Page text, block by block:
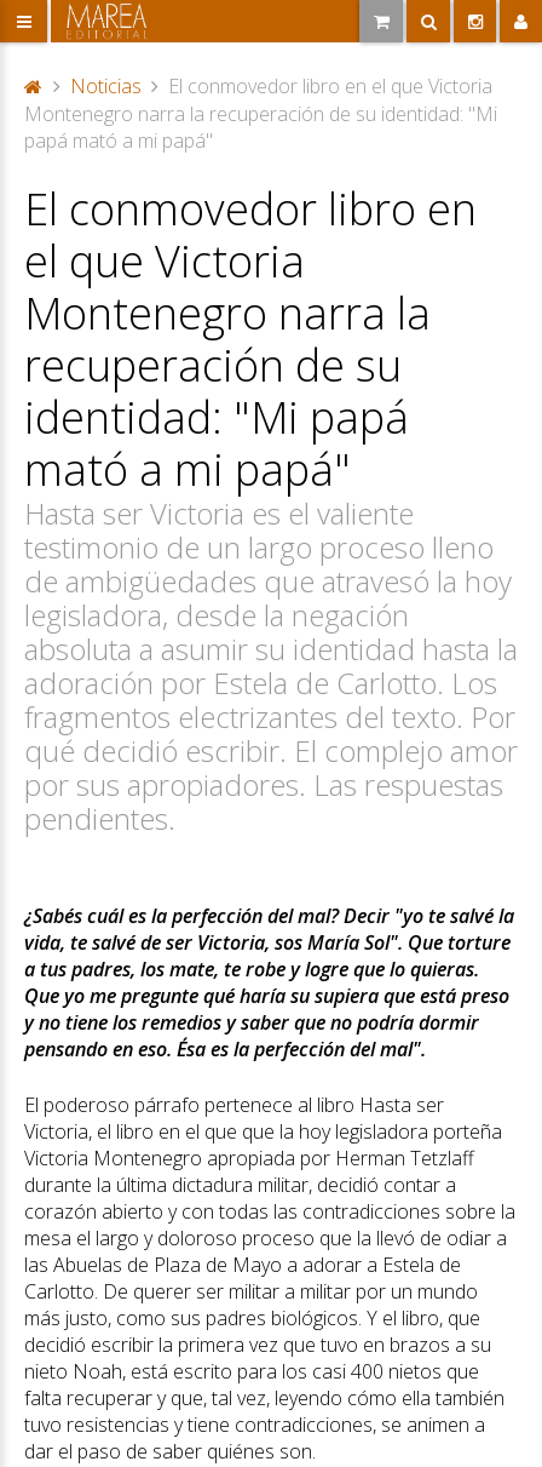
P
or
d
a
Noticias
El conmovedor libro en el que Victoria
Montenegro narra la recuperación de su identidad: "Mi
papá mató a mi papá"
El conmovedor libro en
el que Victoria
Montenegro narra la
recuperación de su
identidad: "Mi papá
mató a mi papá"
Hasta ser Victoria es el valiente
testimonio de un largo proceso lleno
de ambigüedades que atravesó la hoy
legisladora, desde la negación
absoluta a asumir su identidad hasta la
adoración por Estela de Carlotto. Los
fragmentos electrizantes del texto. Por
qué decidió escribir. El complejo amor
por sus apropiadores. Las respuestas
pendientes.
¿Sabés cuál es la perfección del mal? Decir "yo te salvé la
vida, te salvé de ser Victoria, sos María Sol". Que torture
a tus padres, los mate, te robe y logre que lo quieras.
Que yo me pregunte qué haría su supiera que está preso
y no tiene los remedios y saber que no podría dormir
pensando en eso. Ésa es la perfección del mal".
El poderoso párrafo pertenece al libro Hasta ser
Victoria, el libro en el que que la hoy legisladora porteña
Victoria Montenegro apropiada por Herman Tetzlaff
durante la última dictadura militar, decidió contar a
corazón abierto y con todas las contradicciones sobre la
mesa el largo y doloroso proceso que la llevó de odiar a
las Abuelas de Plaza de Mayo a adorar a Estela de
Carlotto. De querer ser militar a militar por un mundo
más justo, como sus padres biológicos. Y el libro, que
decidió escribir la primera vez que tuvo en brazos a su
nieto Noah, está escrito para los casi 400 nietos que
falta recuperar y que, tal vez, leyendo cómo ella también
tuvo resistencias y tiene contradicciones, se animen a
dar el paso de saber quiénes son.